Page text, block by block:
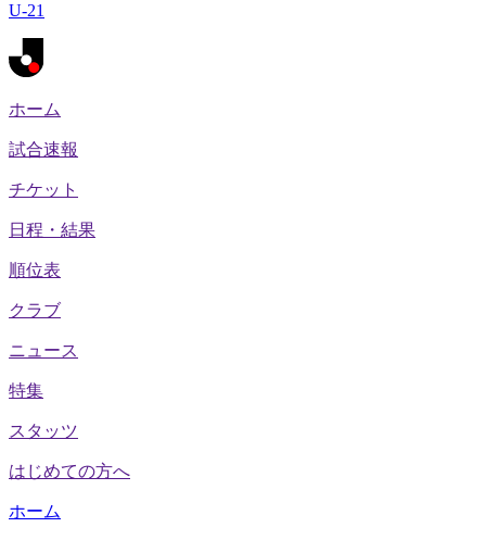
U-21
ホーム
試合速報
チケット
日程・結果
順位表
クラブ
ニュース
特集
スタッツ
はじめての方へ
ホーム